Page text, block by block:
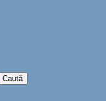
Caută